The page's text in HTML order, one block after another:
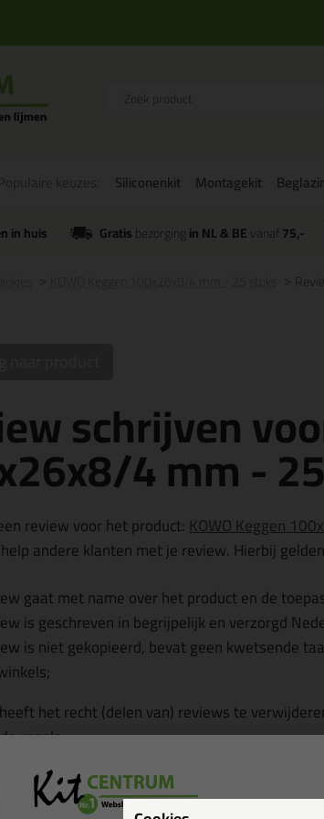
Siliconenkit Montagekit
in huis Gratisbezorgingin NL & BEvanaf 75,-
schrijven
4 mm -
review voor het product:KOWO Keggen
andere klanten met je review. Hierbij
gaat met name over het product en de
is geschreven in begrijpelijk en verzorgd
is niet gekopieerd, bevat geen kwetsende
het recht (delen van) reviews te
regels.
review